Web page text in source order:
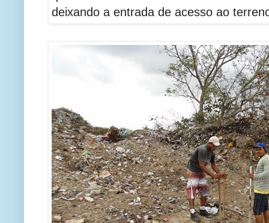
deixando a entrada de acesso ao